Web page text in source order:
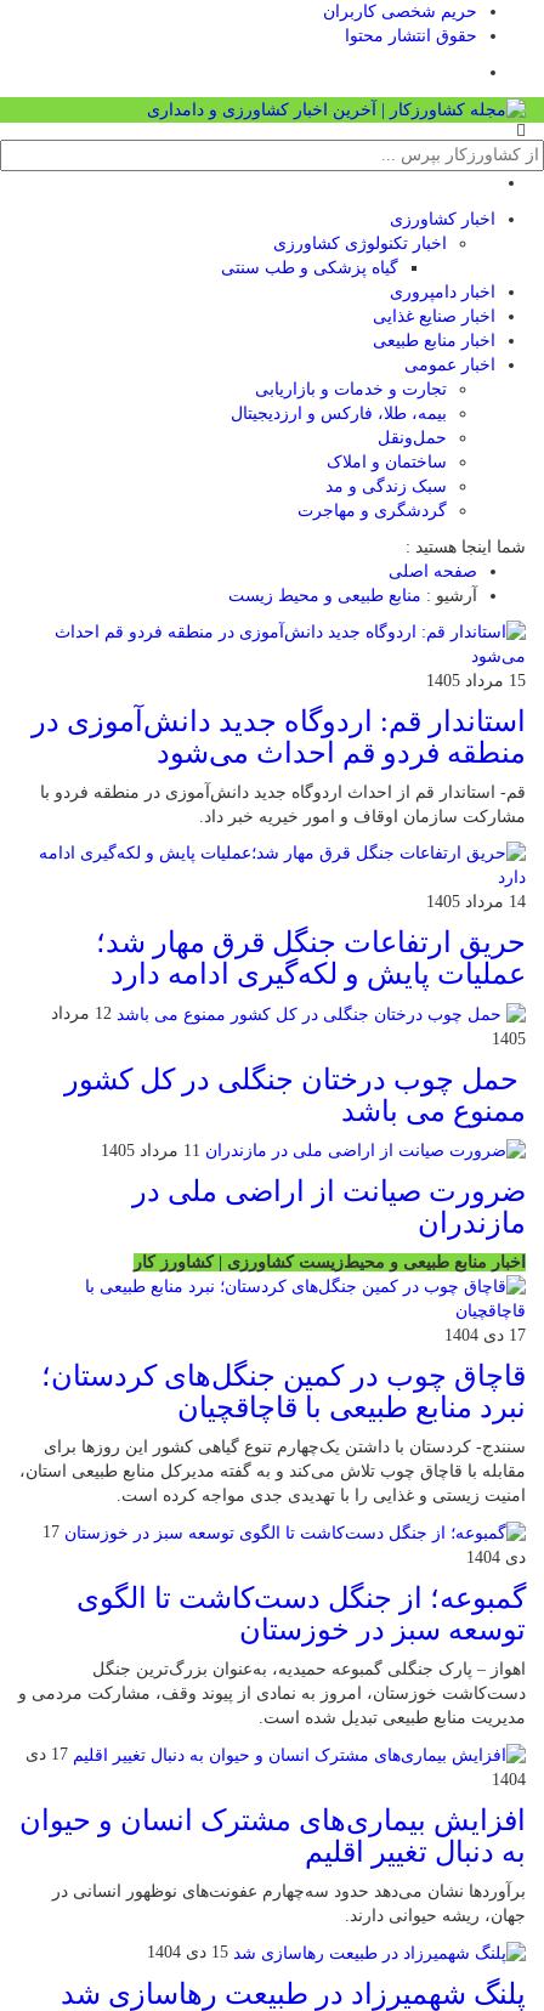
حریم شخصی کاربران
حقوق انتشار محتوا
اخبار کشاورزی
اخبار تکنولوژی کشاورزی
گیاه پزشکی و طب سنتی
اخبار دامپروری
اخبار صنایع غذایی
اخبار منابع طبیعی
اخبار عمومی
تجارت و خدمات و بازاریابی
بیمه، طلا، فارکس و ارزدیجیتال
حمل‌و‌نقل
ساختمان و املاک
سبک زندگی و مد
گردشگری و مهاجرت
شما اینجا هستید :
صفحه اصلی
آرشیو : منابع طبیعی و محیط زیست
15 مرداد 1405
استاندار قم: اردوگاه جدید دانش‌آموزی در
منطقه فردو قم احداث می‌شود
قم- استاندار قم از احداث اردوگاه جدید دانش‌آموزی در منطقه فردو با
مشارکت سازمان اوقاف و امور خیریه خبر داد.
14 مرداد 1405
حریق ارتفاعات جنگل قرق مهار شد؛
عملیات پایش و لکه‌گیری ادامه دارد
12 مرداد
1405
حمل چوب درختان جنگلی در کل کشور
ممنوع می باشد
11 مرداد 1405
ضرورت صیانت از اراضی ملی در
مازندران
اخبار منابع طبیعی و محیط‌زیست کشاورزی | کشاورز کار
17 دی 1404
قاچاق چوب در کمین جنگل‌های کردستان؛
نبرد منابع طبیعی با قاچاقچیان
سنندج- کردستان با داشتن یک‌چهارم تنوع گیاهی کشور این روزها برای
مقابله با قاچاق چوب تلاش می‌کند و به گفته مدیرکل منابع طبیعی استان،
امنیت زیستی و غذایی را با تهدیدی جدی مواجه کرده است.
17
دی 1404
گمبوعه؛ از جنگل دست‌کاشت تا الگوی
توسعه سبز در خوزستان
اهواز – پارک جنگلی گمبوعه حمیدیه، به‌عنوان بزرگ‌ترین جنگل
دست‌کاشت خوزستان، امروز به نمادی از پیوند وقف، مشارکت مردمی و
مدیریت منابع طبیعی تبدیل شده است.
17 دی
1404
افزایش بیماری‌های مشترک انسان و حیوان
به دنبال تغییر اقلیم
برآوردها نشان می‌دهد حدود سه‌چهارم عفونت‌های نوظهور انسانی در
جهان، ریشه حیوانی دارند.
15 دی 1404
پلنگ شهمیرزاد در طبیعت رهاسازی شد